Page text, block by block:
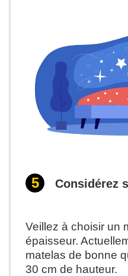
Considérez
Veillez à choisir un
épaisseur.
matelas de bonne
30 cm de hauteur.